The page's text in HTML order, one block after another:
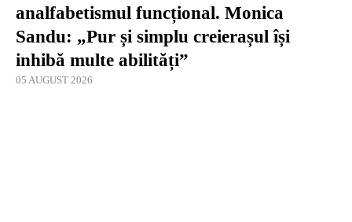
analfabetismul funcțional. Monica
Sandu: „Pur și simplu creierașul își
inhibă multe abilități”
05 AUGUST 2026